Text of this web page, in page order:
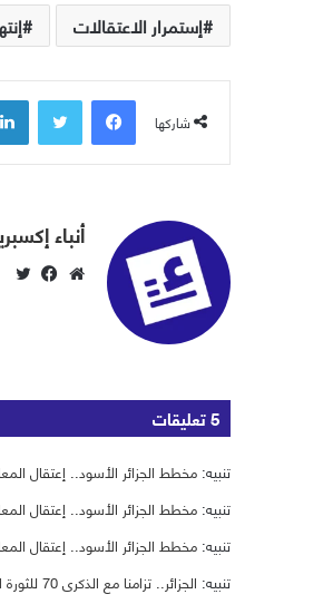
إستمرار الاعتقالات
شاركها
فيسبوك
أنباء
ا
ل
و
ب
و
ك
ر
‫5 تعليقات
تنبيه: مخطط الجزائر الأسود.. إعتقال
تنبيه: مخطط الجزائر الأسود.. إعتقال
تنبيه: مخطط الجزائر الأسود.. إعتقال
تنبيه: الجزائر.. تزامنا مع الذكرى 70 للثورة التحريرية اعتقالات بالجملة في صفوف النشطاء - عاجل